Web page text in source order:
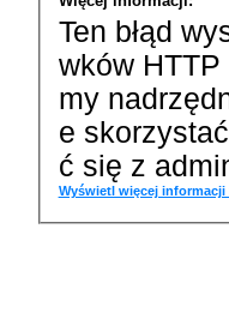
Ten błąd
wków
my
e
ć się z
Wyświetl więcej informacji